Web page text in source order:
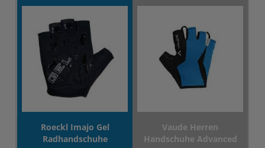
Roeckl Imajo Gel
Radhandschuhe
Vaude Herren
Handschuhe Advanced